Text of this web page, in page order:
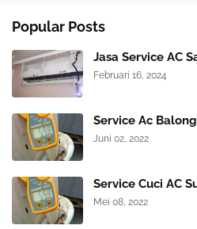
Popular Posts
Jasa Service AC
Februari 16, 2024
Service Ac
Juni 02, 2022
Service Cuci AC
Mei 08, 2022